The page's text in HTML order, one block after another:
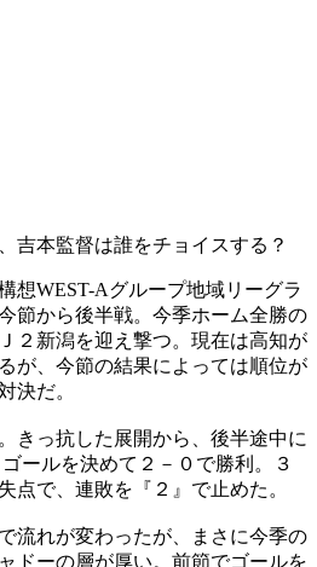
吉本監督は誰をチョイスする？
想WEST-Aグループ地域リーグラ
節から後半戦。今季ホーム全勝の
２新潟を迎え撃つ。現在は高知が
が、今節の結果によっては順位が
決だ。
きっ抗した展開から、後半途中に
ールを決めて２－０で勝利。３
点で、連敗を『２』で止めた。
流れが変わったが、まさに今季の
ドーの層が厚い。前節でゴールを